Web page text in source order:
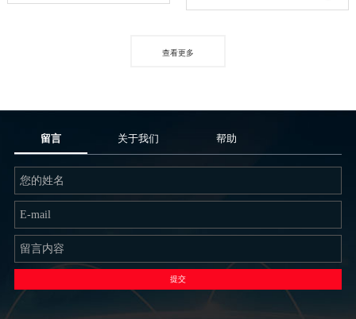
查看更多
留言 关于我们 帮助
提交